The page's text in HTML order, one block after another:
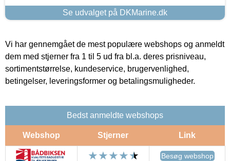
Se udvalget på DKMarine.dk
Vi har gennemgået de mest populære webshops og anmeldt
dem med stjerner fra 1 til 5 ud fra bl.a. deres prisniveau,
sortimentstørrelse, kundeservice, brugervenlighed,
betingelser, leveringsformer og betalingsmuligheder.
Bedst anmeldte webshops
Webshop Stjerner Link
Besøg webshop